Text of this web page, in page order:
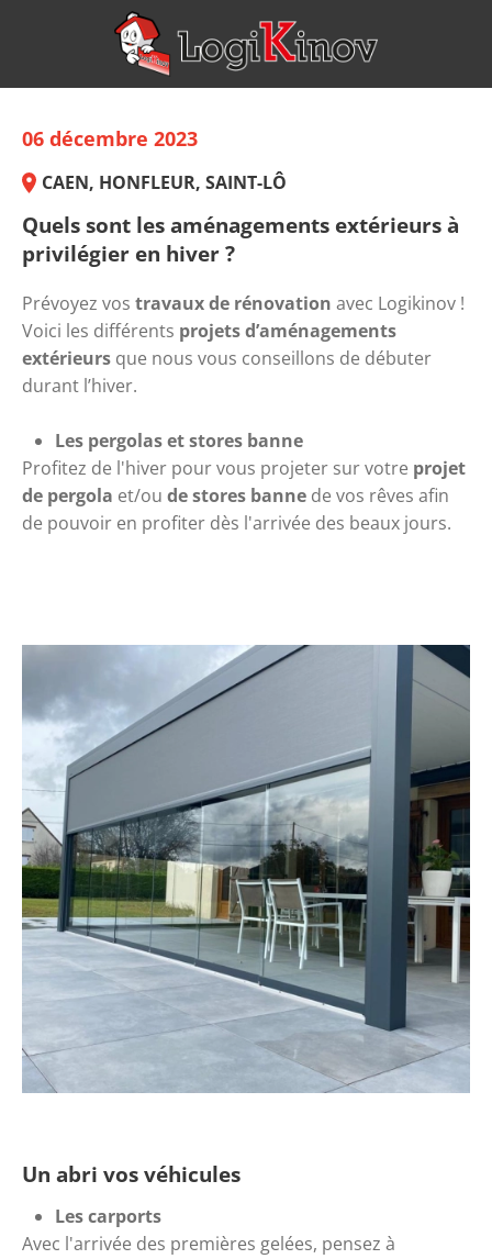
06 décembre 2023
CAEN, HONFLEUR, SAINT-LÔ
Quels sont les aménagements extérieurs à
privilégier en hiver ?
Prévoyez vos travaux de rénovation avec Logikinov !
Voici les différents projets d’aménagements
extérieurs que nous vous conseillons de débuter
durant l’hiver.
Les pergolas et stores banne
Profitez de l'hiver pour vous projeter sur votre projet
de pergola et/ou de stores banne de vos rêves afin
de pouvoir en profiter dès l'arrivée des beaux jours.
Un abri vos véhicules
Les carports
Avec l'arrivée des premières gelées, pensez à